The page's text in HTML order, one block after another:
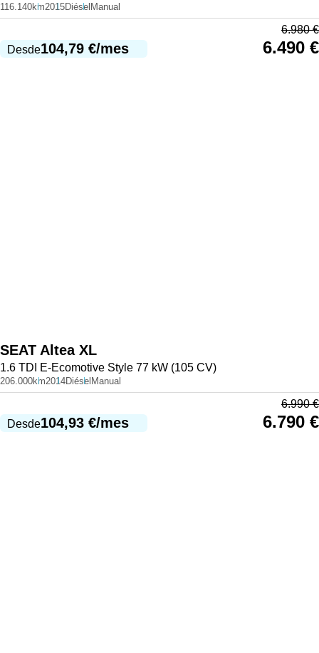
116.140km2015Diésel Manual
Desde104,79 €/mes
6.980€
6.490 €
SEAT Altea XL
1.6 TDI E-Ecomotive Style 77 kW (105 CV)
206.000km2014Diésel Manual
Desde104,93 €/mes
6.990€
6.790 €